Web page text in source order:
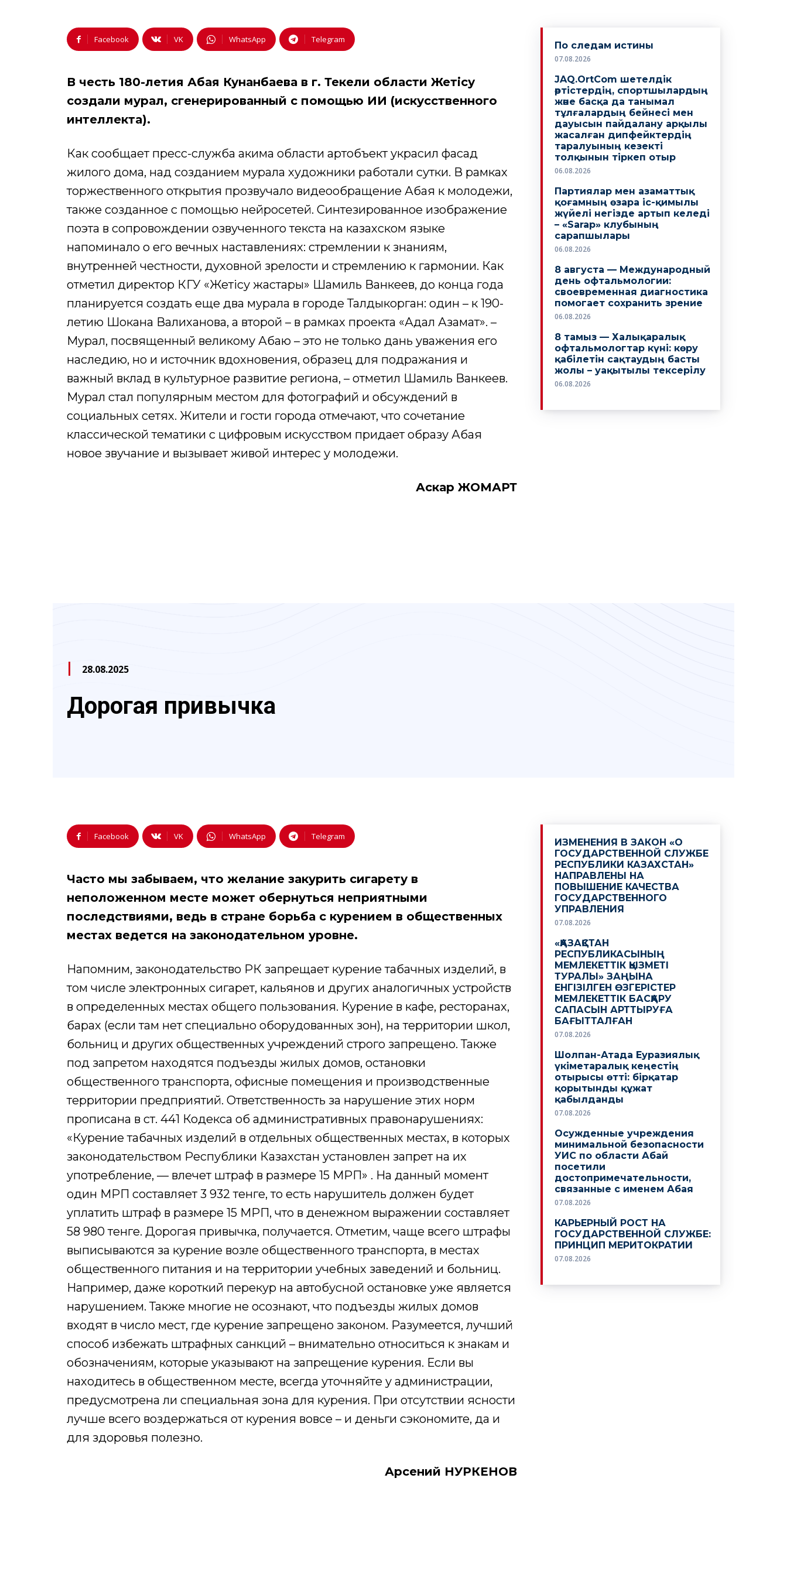
Facebook VK WhatsApp Telegram
В честь 180-летия Абая Кунанбаева в г. Текели области Жетісу
создали мурал, сгенерированный с помощью ИИ (искусственного
интеллекта).
Как сообщает пресс-служба акима области артобъект украсил фасад
жилого дома, над созданием мурала художники работали сутки. В рамках
торжественного открытия прозвучало видеообращение Абая к молодежи,
также созданное с помощью нейросетей. Синтезированное изображение
поэта в сопровождении озвученного текста на казахском языке
напоминало о его вечных наставлениях: стремлении к знаниям,
внутренней честности, духовной зрелости и стремлению к гармонии. Как
отметил директор КГУ «Жетісу жастары» Шамиль Ванкеев, до конца года
планируется создать еще два мурала в городе Талдыкорган: один – к 190-
летию Шокана Валиханова, а второй – в рамках проекта «Адал Азамат». –
Мурал, посвященный великому Абаю – это не только дань уважения его
наследию, но и источник вдохновения, образец для подражания и
важный вклад в культурное развитие региона, – отметил Шамиль Ванкеев.
Мурал стал популярным местом для фотографий и обсуждений в
социальных сетях. Жители и гости города отмечают, что сочетание
классической тематики с цифровым искусством придает образу Абая
новое звучание и вызывает живой интерес у молодежи.
Аскар ЖОМАРТ
По следам истины
07.08.2026
JAQ.OrtCom шетелдік
әртістердің, спортшылардың
және басқа да танымал
тұлғалардың бейнесі мен
дауысын пайдалану арқылы
жасалған дипфейктердің
таралуының кезекті
толқынын тіркеп отыр
06.08.2026
Партиялар мен азаматтық
қоғамның өзара іс-қимылы
жүйелі негізде артып келеді
– «Sarap» клубының
сарапшылары
06.08.2026
8 августа — Международный
день офтальмологии:
своевременная диагностика
помогает сохранить зрение
06.08.2026
8 тамыз — Халықаралық
офтальмологтар күні: көру
қабілетін сақтаудың басты
жолы – уақытылы тексерілу
06.08.2026